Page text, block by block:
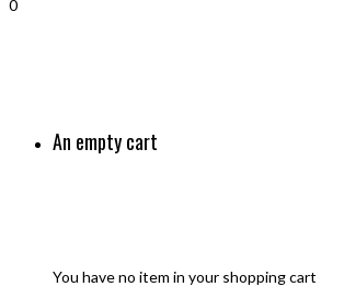
0
An empty cart
You have no item in your shopping cart